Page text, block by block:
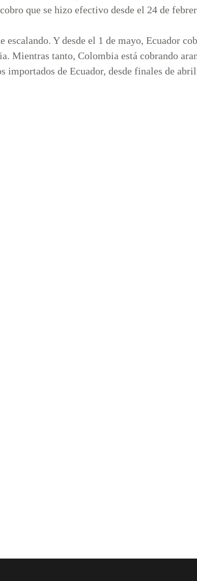
que se hizo efectivo desde el 24 de
escalando. Y desde el 1 de mayo, Ecuador
Mientras tanto, Colombia está cobrando
importados de Ecuador, desde finales de